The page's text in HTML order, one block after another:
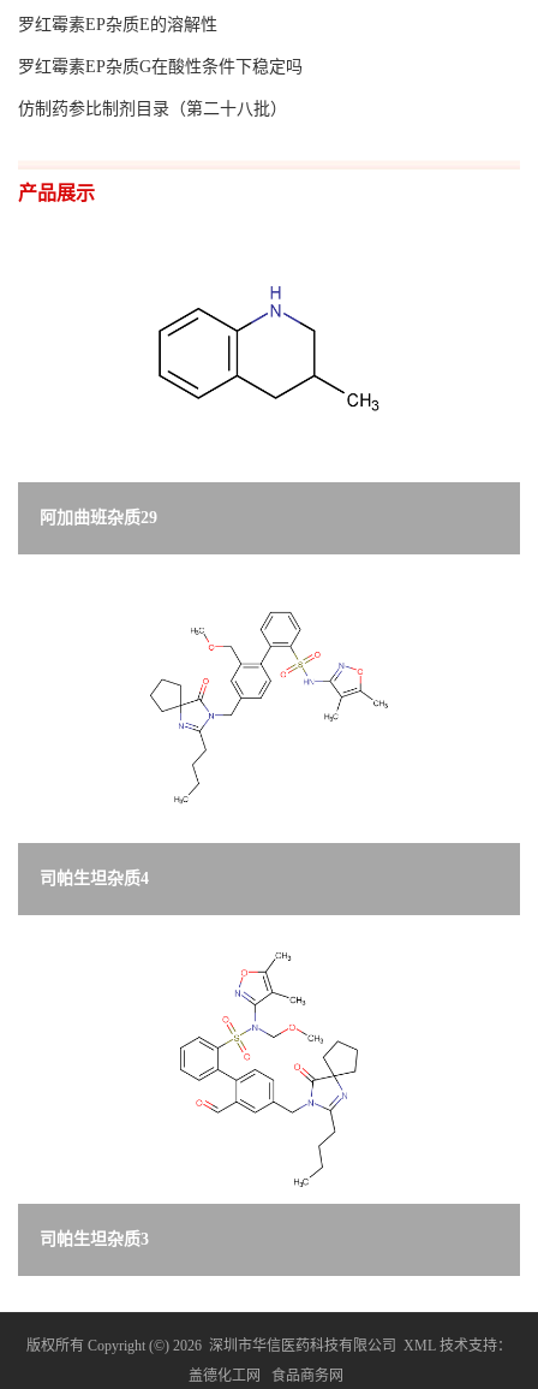
罗红霉素EP杂质E的溶解性
罗红霉素EP杂质G在酸性条件下稳定吗
仿制药参比制剂目录（第二十八批）
产品展示
阿加曲班杂质29
司帕生坦杂质4
司帕生坦杂质3
版权所有 Copyright (©) 2026 深圳市华信医药科技有限公司 XML 技术支持：
盖德化工网
食品商务网